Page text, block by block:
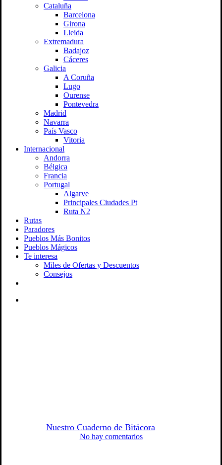
Cataluña
Barcelona
Girona
Lleida
Extremadura
Badajoz
Cáceres
Galicia
A Coruña
Lugo
Ourense
Pontevedra
Madrid
Navarra
País Vasco
Vitoria
Internacional
Andorra
Bélgica
Francia
Portugal
Algarve
Principales Ciudades Pt
Ruta N2
Rutas
Paradores
Pueblos Más Bonitos
Pueblos Mágicos
Te interesa
Miles de Ofertas y Descuentos
Consejos
Nuestro Cuaderno de Bitácora
No hay comentarios